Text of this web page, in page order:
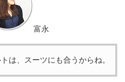
富永
は、スーツにも合うからね。